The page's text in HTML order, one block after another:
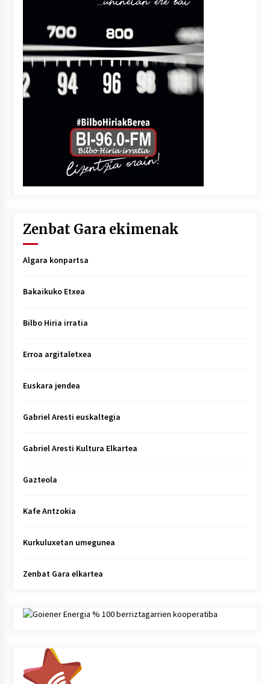
Zenbat Gara ekimenak
Algara konpartsa
Bakaikuko Etxea
Bilbo Hiria irratia
Erroa argitaletxea
Euskara jendea
Gabriel Aresti euskaltegia
Gabriel Aresti Kultura Elkartea
Gazteola
Kafe Antzokia
Kurkuluxetan umegunea
Zenbat Gara elkartea